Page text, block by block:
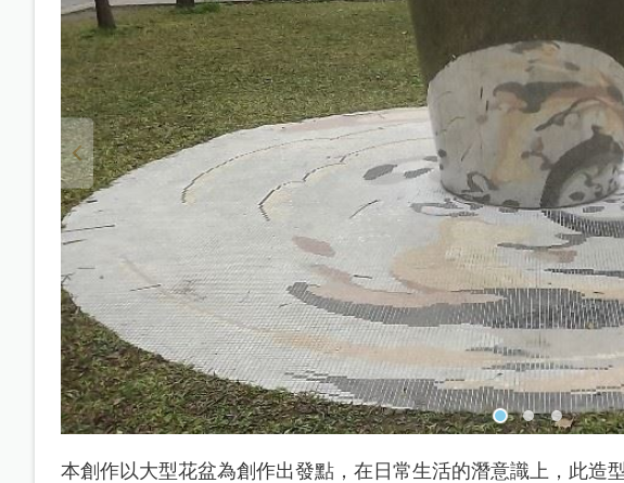
本創作以大型花盆為創作出發點，在日常生活的潛意識上，此造